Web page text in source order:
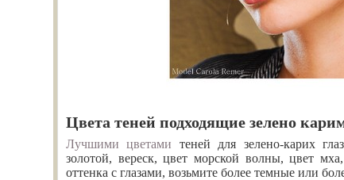
Цвета теней подходящие зелено
Лучшими цветами теней для зелено-карих
золотой, вереск, цвет морской волны, цвет
оттенка с глазами, возьмите более темные или